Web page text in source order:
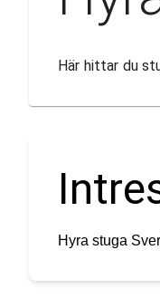
Här hittar du
Hyra stuga